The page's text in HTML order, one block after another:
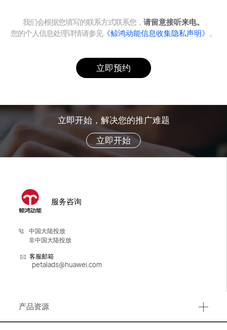
我们会根据您填写的联系方式联系您， 请留意接听来电。
您的个人信息处理详情请参见《鲸鸿动能信息收集隐私声明》 。
立即预约
立即开始，解决您的推广难题
立即开始
服务咨询
中国大陆投放
非中国大陆投放
客服邮箱
petalads@huawei.com
产品资源